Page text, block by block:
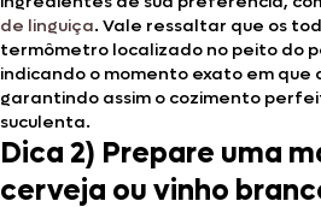
de linguiça. Vale ressaltar que os
termômetro localizado no peito do
indicando o momento exato em que
garantindo assim o cozimento
suculenta.
Dica 2) Prepare uma
cerveja ou vinho